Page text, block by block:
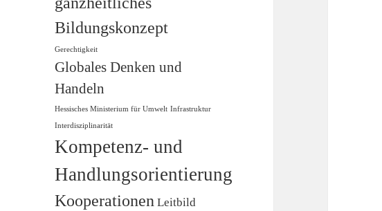
Bildungskonzept
Gerechtigkeit
Globales Denken und
Handeln
Hessisches Ministerium für Umwelt Infrastruktur
Interdisziplinarität
Kompetenz- und
Handlungsorientierung
Kooperationen Leitbild